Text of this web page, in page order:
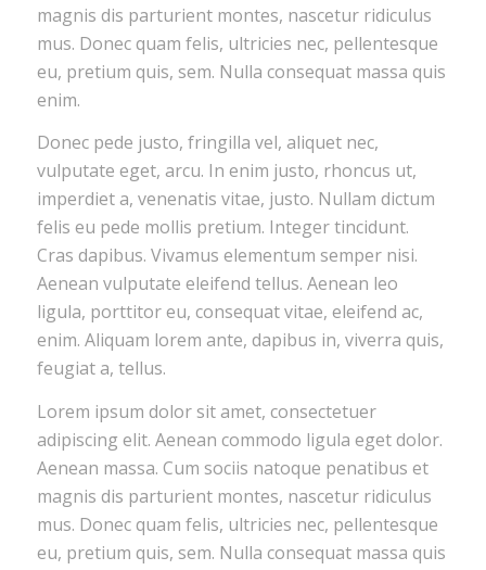
magnis dis parturient montes, nascetur ridiculus
mus. Donec quam felis, ultricies nec, pellentesque
eu, pretium quis, sem. Nulla consequat massa quis
enim.
Donec pede justo, fringilla vel, aliquet nec,
vulputate eget, arcu. In enim justo, rhoncus ut,
imperdiet a, venenatis vitae, justo. Nullam dictum
felis eu pede mollis pretium. Integer tincidunt.
Cras dapibus. Vivamus elementum semper nisi.
Aenean vulputate eleifend tellus. Aenean leo
ligula, porttitor eu, consequat vitae, eleifend ac,
enim. Aliquam lorem ante, dapibus in, viverra quis,
feugiat a, tellus.
Lorem ipsum dolor sit amet, consectetuer
adipiscing elit. Aenean commodo ligula eget dolor.
Aenean massa. Cum sociis natoque penatibus et
magnis dis parturient montes, nascetur ridiculus
mus. Donec quam felis, ultricies nec, pellentesque
eu, pretium quis, sem. Nulla consequat massa quis